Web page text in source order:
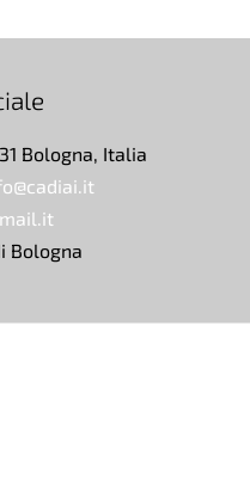
Bologna, Italia
Bologna